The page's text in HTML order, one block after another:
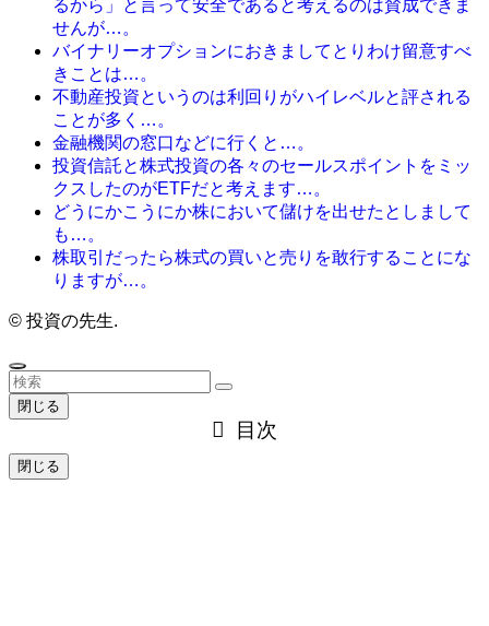
るから」と言って安全であると考えるのは賛成できま
せんが…。
バイナリーオプションにおきましてとりわけ留意すべ
きことは…。
不動産投資というのは利回りがハイレベルと評される
ことが多く…。
金融機関の窓口などに行くと…。
投資信託と株式投資の各々のセールスポイントをミッ
クスしたのがETFだと考えます…。
どうにかこうにか株において儲けを出せたとしまして
も…。
株取引だったら株式の買いと売りを敢行することにな
りますが…。
© 投資の先生.
閉じる
目次
閉じる